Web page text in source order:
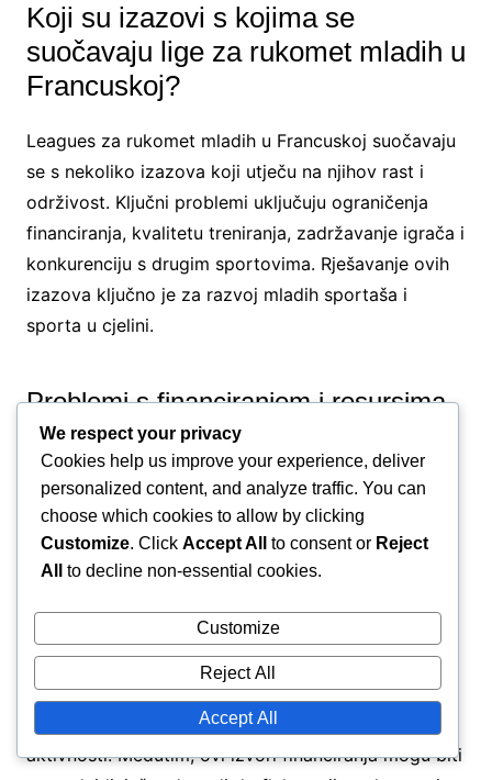
Koji su izazovi s kojima se
suočavaju lige za rukomet mladih u
Francuskoj?
Leagues za rukomet mladih u Francuskoj suočavaju
se s nekoliko izazova koji utječu na njihov rast i
održivost. Ključni problemi uključuju ograničenja
financiranja, kvalitetu treniranja, zadržavanje igrača i
konkurenciju s drugim sportovima. Rješavanje ovih
izazova ključno je za razvoj mladih sportaša i
sporta u cjelini.
Problemi s financiranjem i resursima
Mnoge lige za rukomet mladih bore se s
osiguravanjem adekvatnog financiranja, što utječe
na njihovu sposobnost pružanja potrebnih resursa.
To uključuje pristup kvalitetnim objektima, opremi i
programima treninga. Bez dovoljno financijske
podrške, lige se mogu suočiti s poteškoćama u
održavanju operacija i privlačenju novih igrača.
Lokalni klubovi često se oslanjaju na sponzorstva,
potpore i doprinose roditelja kako bi održali svoje
aktivnosti. Međutim, ovi izvori financiranja mogu biti
We respect your privacy
Cookies help us improve your experience, deliver
personalized content, and analyze traffic. You can
choose which cookies to allow by clicking
Customize. Click Accept All to consent or Reject
All
to decline non-essential cookies.
Customize
Reject All
Accept All